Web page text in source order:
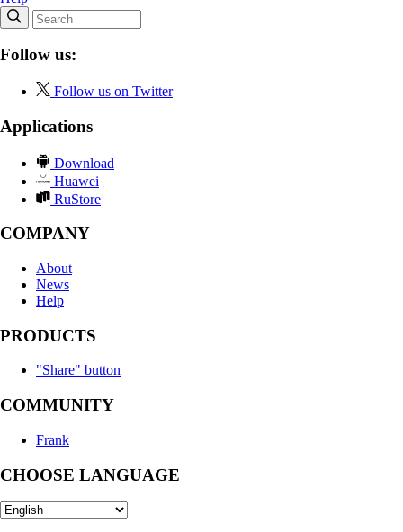
Follow us:
Follow us on Twitter
Applications
Download
Huawei
RuStore
COMPANY
About
News
Help
PRODUCTS
"Share" button
COMMUNITY
Frank
CHOOSE LANGUAGE